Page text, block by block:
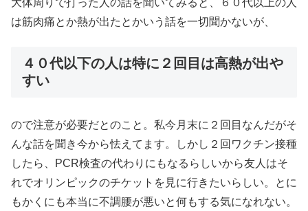
大体周りで打った人の話を聞いてみると、６０代以上の人
は筋肉痛とか熱が出たとかいう話を一切聞かないが、
４０代以下の人は特に２回目は高熱が出や
すい
ので注意が必要だとのこと。私今月末に２回目なんだがそ
んな話を聞き今から怯えてます。しかし２回ワクチン接種
したら、PCR検査の代わりにもなるらしいから友人はそ
れでオリンピックのチケットを見に行きたいらしい。とに
もかくにも本当に不調腰が悪いと何もする気になれない。